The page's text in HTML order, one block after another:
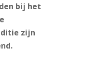
bij het
zijn